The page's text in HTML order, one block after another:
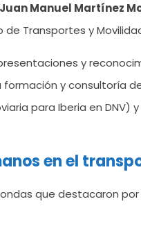
Juan Manuel Martínez
Transportes y
y
y consultoría
para Iberia en DNV) y
en el
que destacaron